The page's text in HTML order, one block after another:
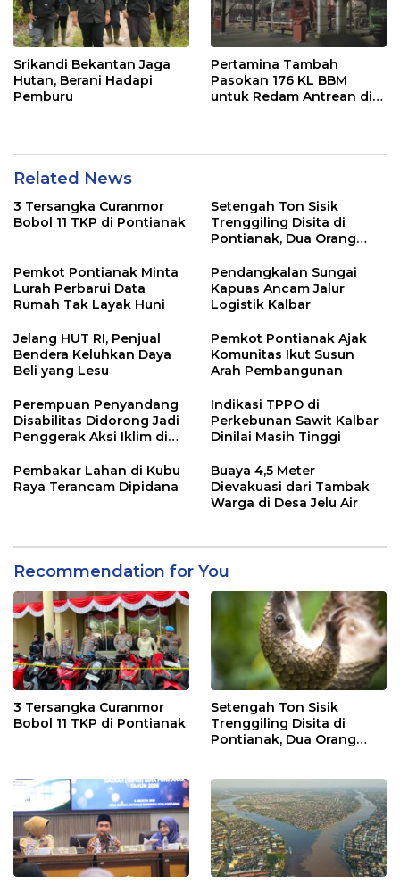
Srikandi Bekantan Jaga
Hutan, Berani Hadapi
Pemburu
Pertamina Tambah
Pasokan 176 KL BBM
untuk Redam Antrean di
Related News
3 Tersangka Curanmor
Bobol 11 TKP di Pontianak
Setengah Ton Sisik
Trenggiling Disita di
Pontianak, Dua Orang
Pemkot Pontianak Minta
Lurah Perbarui Data
Rumah Tak Layak Huni
Pendangkalan Sungai
Kapuas Ancam Jalur
Logistik Kalbar
Jelang HUT RI, Penjual
Bendera Keluhkan Daya
Beli yang Lesu
Pemkot Pontianak Ajak
Komunitas Ikut Susun
Arah Pembangunan
Perempuan Penyandang
Disabilitas Didorong Jadi
Penggerak Aksi Iklim di
Indikasi TPPO di
Perkebunan Sawit Kalbar
Dinilai Masih Tinggi
Pembakar Lahan di Kubu
Raya Terancam Dipidana
Buaya 4,5 Meter
Dievakuasi dari Tambak
Warga di Desa Jelu Air
Recommendation for You
3 Tersangka Curanmor
Bobol 11 TKP di Pontianak
Setengah Ton Sisik
Trenggiling Disita di
Pontianak, Dua Orang